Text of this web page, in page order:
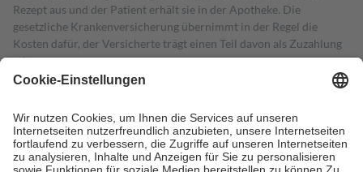
Rezept aus und der Patient erhält sie in der Apotheke. Die
gesetzliche Krankenversicherung übernimmt in der Regel die
Kosten dafür, der Versicherte trägt einen Teil davon als Zuzahlung
mit.
Grundsätzlich leisten Mitglieder Zuzahlungen in Höhe von zehn
höchstens zehn Euro.
Es sind jedoch nie mehr als die tatsächlichen
Kosten der Leistung zu entrichten.
Diese Regeln gelten grundsätzlich auch für Online-Apotheken.
Bei Heilmitteln und häuslicher Krankenpflege beträgt die